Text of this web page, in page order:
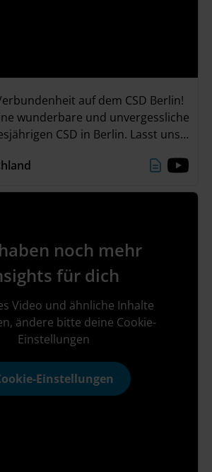
auf dem CSD Berlin!
wunderbare und unvergessliche
CSD in Berlin. Lasst uns
und weiterhin Vielfalt &
noch mehr
für dich
Video und ähnliche Inhalte
ändere bitte deine Cookie-
Einstellungen
Einstellungen